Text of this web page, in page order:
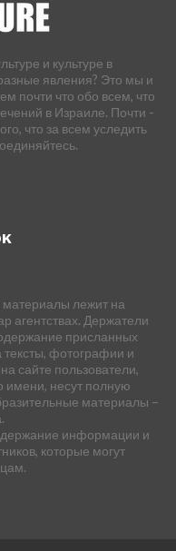
и культуре в
явления? Это мы и
почти что обо всем, что
в Израиле. Почти -
что за всем уследить
материалы лежит на
агентствах. Держатели
присланных
тексты, фотографии и
сайте пользователи,
несут полную
материалы –
информации и
которые могут